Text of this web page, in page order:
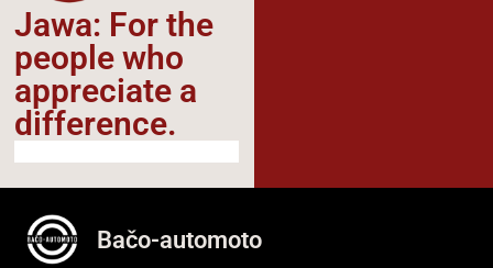
Jawa: For the
people who
appreciate a
difference.​
Bačo-automoto